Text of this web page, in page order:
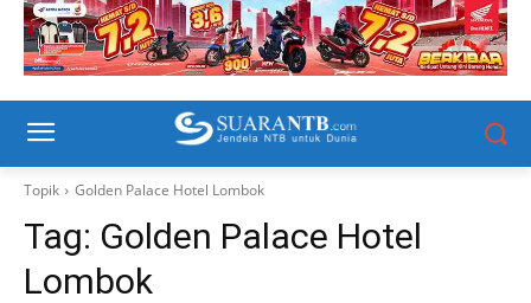
Topik Golden Palace Hotel Lombok
Tag: Golden Palace Hotel
Lombok